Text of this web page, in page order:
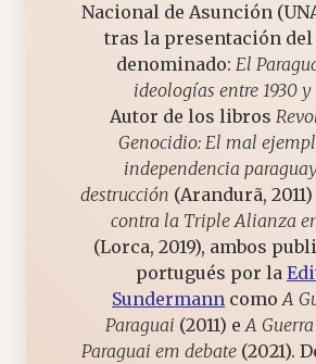
Nacional de Asunción
tras la presentación
denominado: El
ideologías entre 1930 y
Autor de los libros
Genocidio: El mal
independencia
destrucción (Arandurã,
contra la Triple Alianza
(Lorca, 2019), ambos
portugués por la
Sundermann comoA
Paraguai (2011) eA
Paraguai em debate (2021).